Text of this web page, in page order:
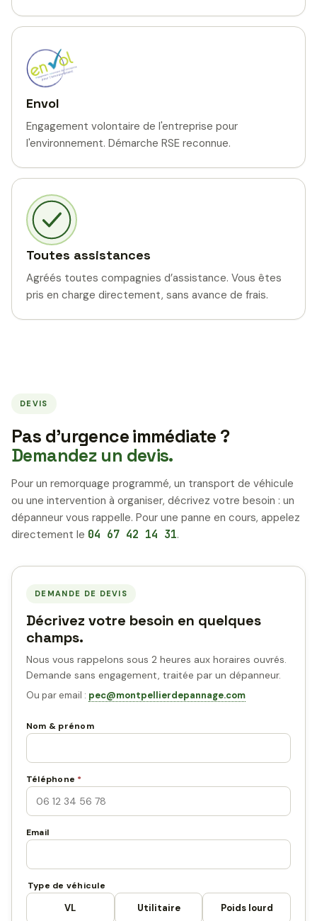
Envol
Engagement volontaire de l'entreprise pour
l'environnement. Démarche RSE reconnue.
Toutes assistances
Agréés toutes compagnies d’assistance. Vous êtes
pris en charge directement, sans avance de frais.
DEVIS
Pas d’urgence immédiate ?
Demandez un devis.
Pour un remorquage programmé, un transport de véhicule
ou une intervention à organiser, décrivez votre besoin : un
dépanneur vous rappelle. Pour une panne en cours, appelez
directement le 04 67 42 14 31.
DEMANDE DE DEVIS
Décrivez votre besoin en quelques
champs.
Nous vous rappelons sous 2 heures aux horaires ouvrés.
Demande sans engagement, traitée par un dépanneur.
Ou par email : pec@montpellierdepannage.com
Nom & prénom
Téléphone *
Email
Type de véhicule
VL Utilitaire Poids lourd